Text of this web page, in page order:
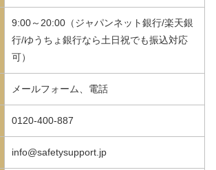
9:00～20:00（ジャパンネット銀行/楽天銀
行/ゆうちょ銀行なら土日祝でも振込対応
可）
メールフォーム、電話
0120-400-887
info@safetysupport.jp